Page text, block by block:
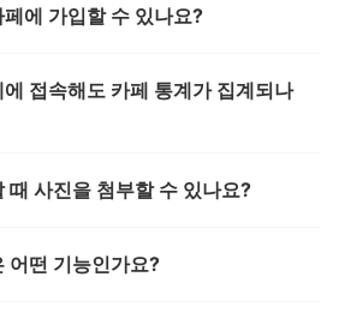
에 가입할 수 있나요?
접속해도 카페 통계가 집계되나
때 사진을 첨부할 수 있나요?
어떤 기능인가요?